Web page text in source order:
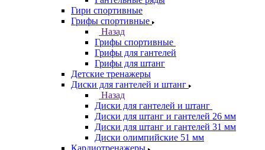
Гири спортивные
Грифы спортивные
Назад
Грифы спортивные
Грифы для гантелей
Грифы для штанг
Детские тренажеры
Диски для гантелей и штанг
Назад
Диски для гантелей и штанг
Диски для штанг и гантелей 26 мм
Диски для штанг и гантелей 31 мм
Диски олимпийские 51 мм
Кардиотренажеры